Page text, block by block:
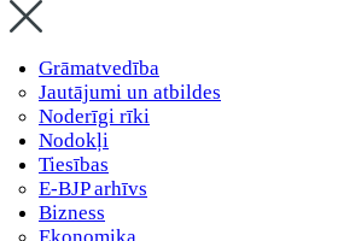
Grāmatvedība
Jautājumi un atbildes
Noderīgi rīki
Nodokļi
Tiesības
E-BJP arhīvs
Bizness